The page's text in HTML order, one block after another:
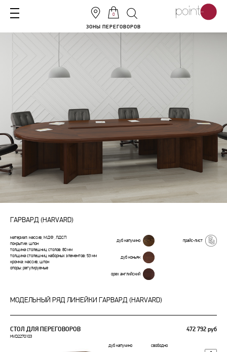
0
ЗОНЫ ПЕРЕГОВОРОВ
ГАРВАРД (HARVARD)
материал: массив, МДФ, ЛДСП
покрытие: шпон
толщина столешниц столов: 80 мм
толщина столешниц наборных элементов: 53 мм
кромка: массив, шпон
опоры: регулируемые
дуб капучино
дуб коньяк
орех английский
прайс-лист
МОДЕЛЬНЫЙ РЯД ЛИНЕЙКИ ГАРВАРД (HARVARD)
СТОЛ ДЛЯ ПЕРЕГОВОРОВ 472 792 руб
HVD2270103
дуб капучино
свободно